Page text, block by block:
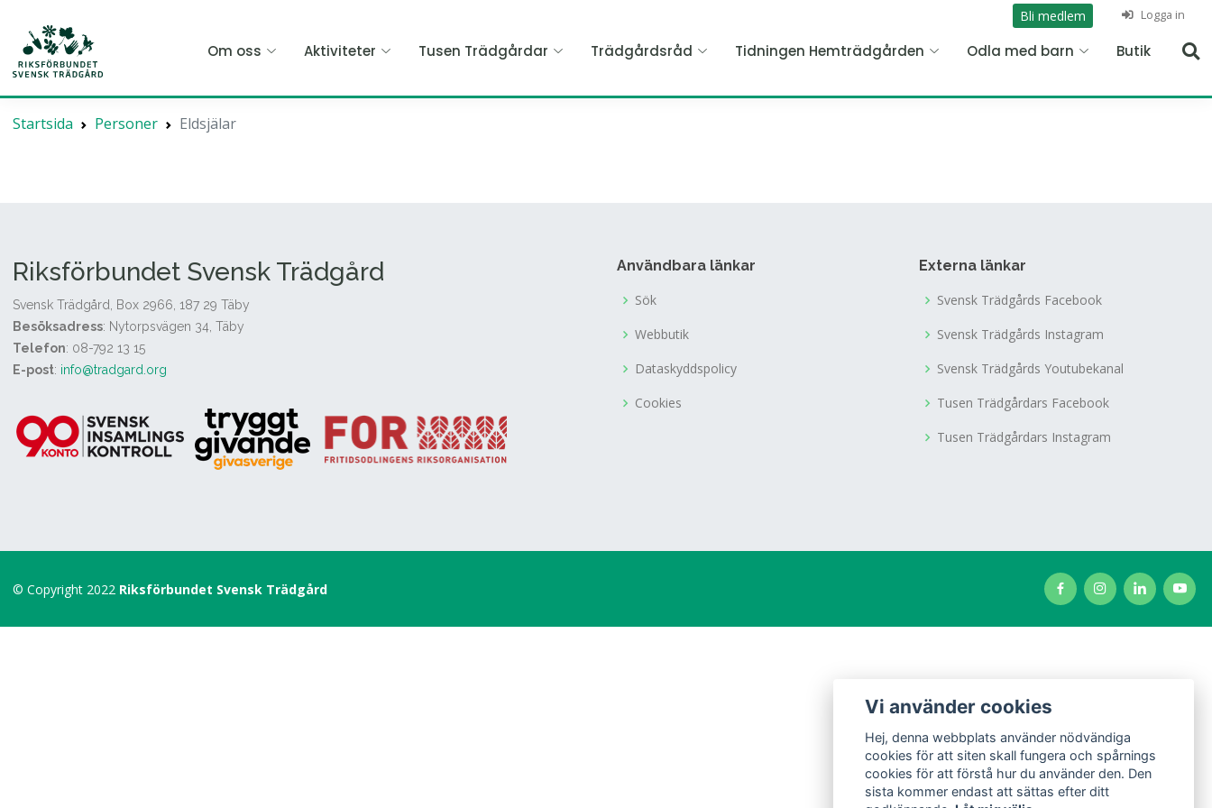
Hoppa
huvudinnehållet
Bli medlem Logga in
Om oss Aktiviteter Tusen Trädgårdar Trädgårdsråd Tidningen Hemträdgården Odla med barn Butik
Startsida Personer Eldsjälar
Riksförbundet Svensk Trädgård
Svensk Trädgård, Box 2966, 187 29 Täby
Besöksadress: Nytorpsvägen 34, Täby
Telefon: 08-792 13 15
E-post: info@tradgard.org
Användbara länkar
Sök
Webbutik
Dataskyddspolicy
Cookies
Externa länkar
Svensk Trädgårds Facebook
Svensk Trädgårds Instagram
Svensk Trädgårds Youtubekanal
Tusen Trädgårdars Facebook
Tusen Trädgårdars Instagram
© Copyright 2022 Riksförbundet Svensk Trädgård
Vi använder cookies
Hej, denna webbplats använder nödvändiga
cookies för att siten skall fungera och spårnings
cookies för att förstå hur du använder den. Den
sista kommer endast att sättas efter ditt